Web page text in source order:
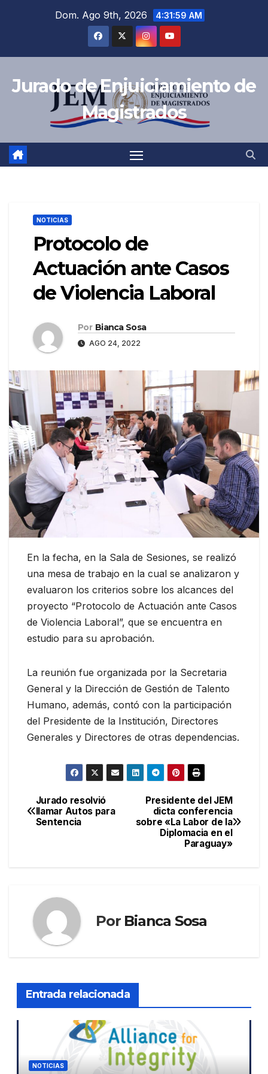
Dom. Ago 9th, 2026 4:32:00 AM
Jurado de Enjuiciamiento de
Magistrados
NOTICIAS
Protocolo de
Actuación ante Casos
de Violencia Laboral
Por Bianca Sosa
AGO 24, 2022
En la fecha, en la Sala de Sesiones, se realizó
una mesa de trabajo en la cual se analizaron y
evaluaron los criterios sobre los alcances del
proyecto “Protocolo de Actuación ante Casos
de Violencia Laboral”, que se encuentra en
estudio para su aprobación.
La reunión fue organizada por la Secretaria
General y la Dirección de Gestión de Talento
Humano, además, contó con la participación
del Presidente de la Institución, Directores
Generales y Directores de otras dependencias.
Navegación
de
Presidente del JEM
dicta conferencia
sobre «La Labor de la
Diplomacia en el
Paraguay»
Jurado resolvió
llamar Autos para
Sentencia
Por Bianca Sosa
Entrada relacionada
NOTICIAS